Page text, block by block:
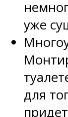
уже
для